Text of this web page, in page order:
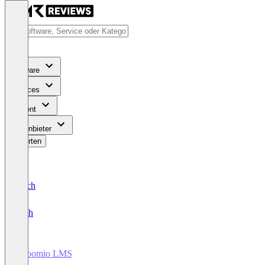
Software
Services
Content
Für Anbieter
Bewerten
Deutsch
English
edloomio LMS